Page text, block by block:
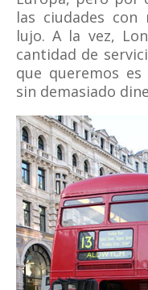
las ciudades con
lujo. A la vez,
cantidad de
que queremos es
sin demasiado